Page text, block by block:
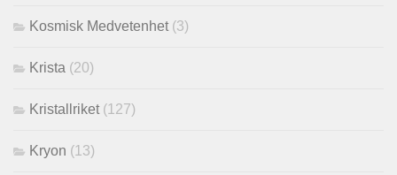
Kosmisk Medvetenhet (3)
Krista (20)
Kristallriket (127)
Kryon (13)